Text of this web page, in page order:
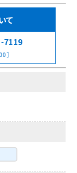
て
7119
］